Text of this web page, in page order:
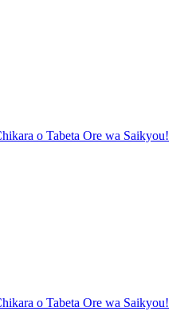
o Tabeta Ore wa Saikyou!
o Tabeta Ore wa Saikyou!